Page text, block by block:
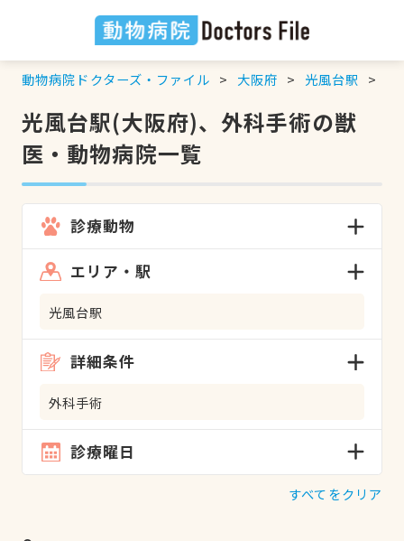
動物病院ドクターズ・ファイル 大阪府 光風台駅
光風台駅(大阪府)、外科手術の獣
医・動物病院一覧
診療動物
エリア・駅
光風台駅
詳細条件
外科手術
診療曜日
すべてをクリア